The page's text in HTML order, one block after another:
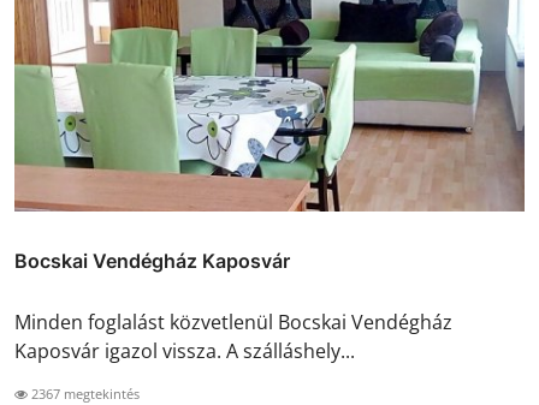
Bocskai Vendégház Kaposvár
Minden foglalást közvetlenül Bocskai Vendégház
Kaposvár igazol vissza. A szálláshely...
2367 megtekintés